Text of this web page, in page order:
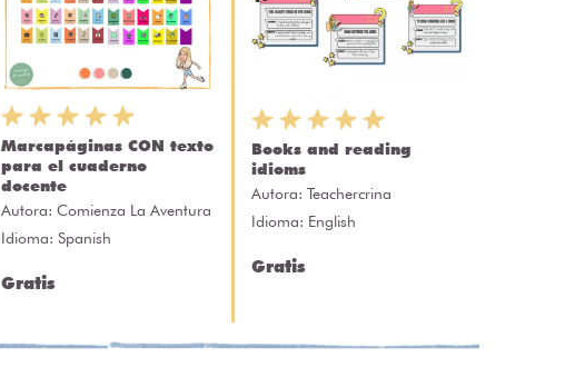
Marcapáginas CON texto
para el cuaderno
docente
Autora: Comienza La Aventura
Idioma: Spanish
Gratis
Books and reading
idioms
Autora: Teachercrina
Idioma: English
Gratis